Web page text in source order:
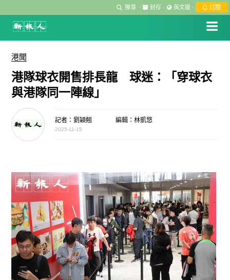
搜尋 · 封存 · 英文版 · 訂閱
港聞
港隊球衣開售排長龍 球迷：「穿球衣
與港隊同一陣線」
記者：劉穎翹 編輯：林凱悠
2025-11-15